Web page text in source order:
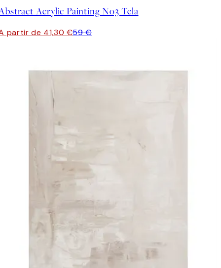
Acrylic Painting No3 Tela
partir de 41,30 €59 €